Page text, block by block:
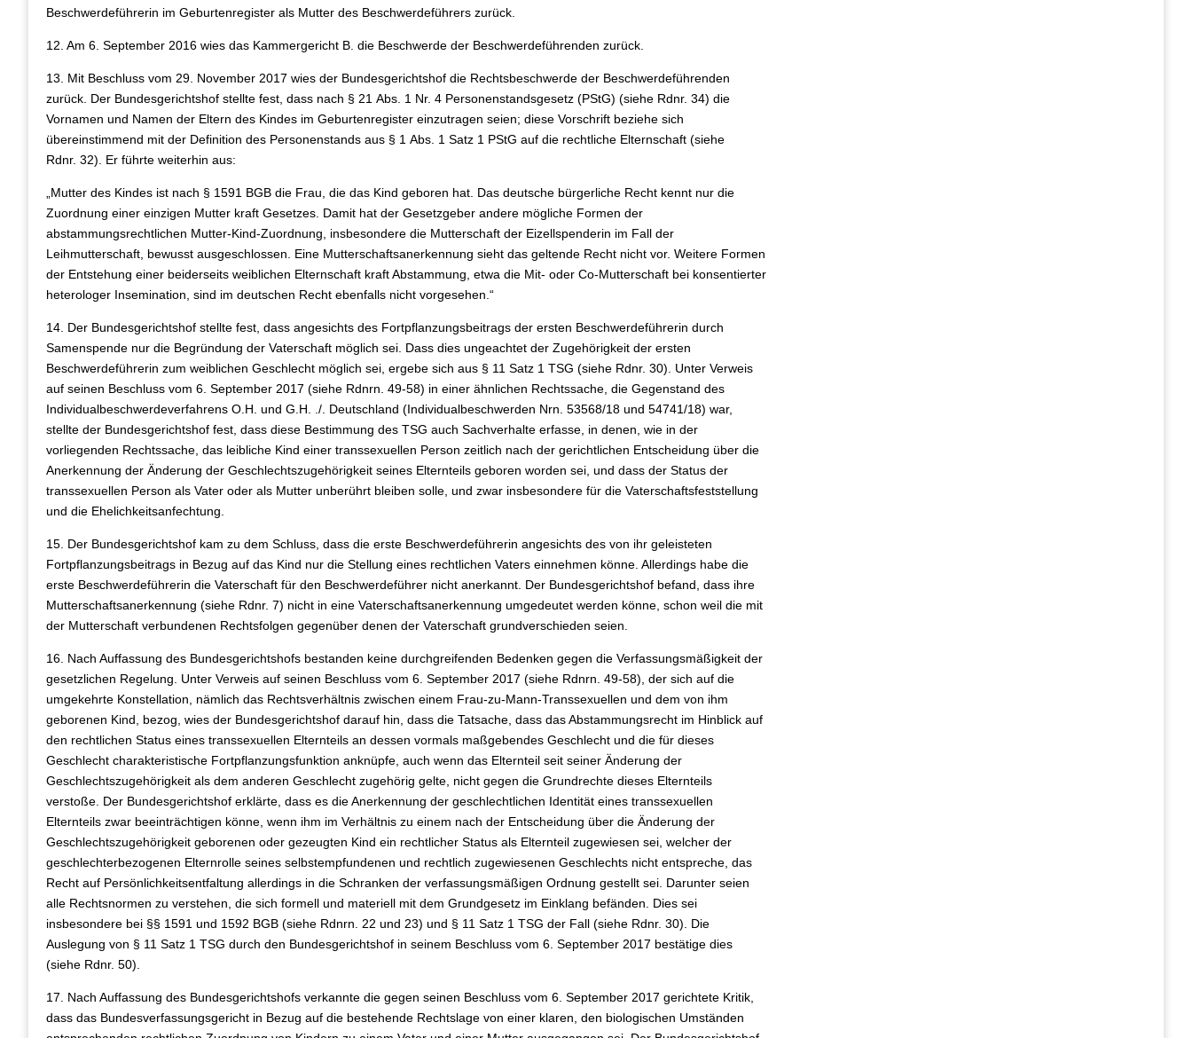
Beschwerdeführerin im Geburtenregister als Mutter des Beschwerdeführers zurück.
12. Am 6. September 2016 wies das Kammergericht B. die Beschwerde der Beschwerdeführenden zurück.
13. Mit Beschluss vom 29. November 2017 wies der Bundesgerichtshof die Rechtsbeschwerde der Beschwerdeführenden
zurück. Der Bundesgerichtshof stellte fest, dass nach § 21 Abs. 1 Nr. 4 Personenstandsgesetz (PStG) (siehe Rdnr. 34) die
Vornamen und Namen der Eltern des Kindes im Geburtenregister einzutragen seien; diese Vorschrift beziehe sich
übereinstimmend mit der Definition des Personenstands aus § 1 Abs. 1 Satz 1 PStG auf die rechtliche Elternschaft (siehe
Rdnr. 32). Er führte weiterhin aus:
„Mutter des Kindes ist nach § 1591 BGB die Frau, die das Kind geboren hat. Das deutsche bürgerliche Recht kennt nur die
Zuordnung einer einzigen Mutter kraft Gesetzes. Damit hat der Gesetzgeber andere mögliche Formen der
abstammungsrechtlichen Mutter‑Kind‑Zuordnung, insbesondere die Mutterschaft der Eizellspenderin im Fall der
Leihmutterschaft, bewusst ausgeschlossen. Eine Mutterschaftsanerkennung sieht das geltende Recht nicht vor. Weitere Formen
der Entstehung einer beiderseits weiblichen Elternschaft kraft Abstammung, etwa die Mit‑ oder Co‑Mutterschaft bei konsentierter
heterologer Insemination, sind im deutschen Recht ebenfalls nicht vorgesehen.“
14. Der Bundesgerichtshof stellte fest, dass angesichts des Fortpflanzungsbeitrags der ersten Beschwerdeführerin durch
Samenspende nur die Begründung der Vaterschaft möglich sei. Dass dies ungeachtet der Zugehörigkeit der ersten
Beschwerdeführerin zum weiblichen Geschlecht möglich sei, ergebe sich aus § 11 Satz 1 TSG (siehe Rdnr. 30). Unter Verweis
auf seinen Beschluss vom 6. September 2017 (siehe Rdnrn. 49‑58) in einer ähnlichen Rechtssache, die Gegenstand des
Individualbeschwerdeverfahrens O.H. und G.H. ./. Deutschland (Individualbeschwerden Nrn. 53568/18 und 54741/18) war,
stellte der Bundesgerichtshof fest, dass diese Bestimmung des TSG auch Sachverhalte erfasse, in denen, wie in der
vorliegenden Rechtssache, das leibliche Kind einer transsexuellen Person zeitlich nach der gerichtlichen Entscheidung über die
Anerkennung der Änderung der Geschlechtszugehörigkeit seines Elternteils geboren worden sei, und dass der Status der
transsexuellen Person als Vater oder als Mutter unberührt bleiben solle, und zwar insbesondere für die Vaterschaftsfeststellung
und die Ehelichkeitsanfechtung.
15. Der Bundesgerichtshof kam zu dem Schluss, dass die erste Beschwerdeführerin angesichts des von ihr geleisteten
Fortpflanzungsbeitrags in Bezug auf das Kind nur die Stellung eines rechtlichen Vaters einnehmen könne. Allerdings habe die
erste Beschwerdeführerin die Vaterschaft für den Beschwerdeführer nicht anerkannt. Der Bundesgerichtshof befand, dass ihre
Mutterschaftsanerkennung (siehe Rdnr. 7) nicht in eine Vaterschaftsanerkennung umgedeutet werden könne, schon weil die mit
der Mutterschaft verbundenen Rechtsfolgen gegenüber denen der Vaterschaft grundverschieden seien.
16. Nach Auffassung des Bundesgerichtshofs bestanden keine durchgreifenden Bedenken gegen die Verfassungsmäßigkeit der
gesetzlichen Regelung. Unter Verweis auf seinen Beschluss vom 6. September 2017 (siehe Rdnrn. 49‑58), der sich auf die
umgekehrte Konstellation, nämlich das Rechtsverhältnis zwischen einem Frau‑zu‑Mann‑Transsexuellen und dem von ihm
geborenen Kind, bezog, wies der Bundesgerichtshof darauf hin, dass die Tatsache, dass das Abstammungsrecht im Hinblick auf
den rechtlichen Status eines transsexuellen Elternteils an dessen vormals maßgebendes Geschlecht und die für dieses
Geschlecht charakteristische Fortpflanzungsfunktion anknüpfe, auch wenn das Elternteil seit seiner Änderung der
Geschlechtszugehörigkeit als dem anderen Geschlecht zugehörig gelte, nicht gegen die Grundrechte dieses Elternteils
verstoße. Der Bundesgerichtshof erklärte, dass es die Anerkennung der geschlechtlichen Identität eines transsexuellen
Elternteils zwar beeinträchtigen könne, wenn ihm im Verhältnis zu einem nach der Entscheidung über die Änderung der
Geschlechtszugehörigkeit geborenen oder gezeugten Kind ein rechtlicher Status als Elternteil zugewiesen sei, welcher der
geschlechterbezogenen Elternrolle seines selbstempfundenen und rechtlich zugewiesenen Geschlechts nicht entspreche, das
Recht auf Persönlichkeitsentfaltung allerdings in die Schranken der verfassungsmäßigen Ordnung gestellt sei. Darunter seien
alle Rechtsnormen zu verstehen, die sich formell und materiell mit dem Grundgesetz im Einklang befänden. Dies sei
insbesondere bei §§ 1591 und 1592 BGB (siehe Rdnrn. 22 und 23) und § 11 Satz 1 TSG der Fall (siehe Rdnr. 30). Die
Auslegung von § 11 Satz 1 TSG durch den Bundesgerichtshof in seinem Beschluss vom 6. September 2017 bestätige dies
(siehe Rdnr. 50).
17. Nach Auffassung des Bundesgerichtshofs verkannte die gegen seinen Beschluss vom 6. September 2017 gerichtete Kritik,
dass das Bundesverfassungsgericht in Bezug auf die bestehende Rechtslage von einer klaren, den biologischen Umständen